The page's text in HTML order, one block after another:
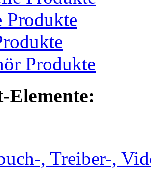
Produkte
Produkte
Elemente:
, Treiber-,